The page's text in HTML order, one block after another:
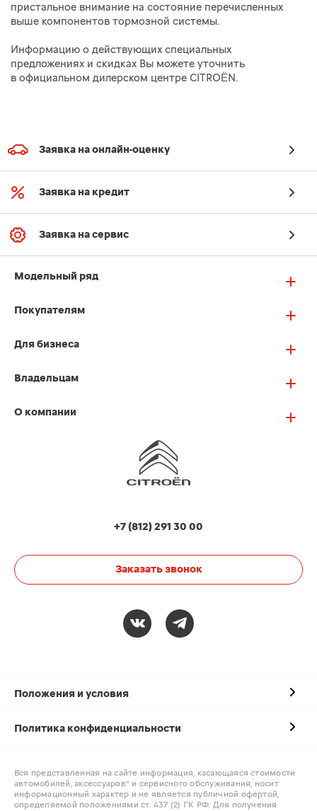
пристальное внимание на состояние перечисленных
выше компонентов тормозной системы.
Информацию о действующих специальных
предложениях и скидках Вы можете уточнить
в официальном дилерском центре CITROËN.
Заявка на онлайн-оценку
Заявка на кредит
Заявка на сервис
Модельный ряд
Покупателям
Для бизнеса
Владельцам
О компании
+7 (812) 291 30 00
Заказать звонок
Положения и условия
Политика конфиденциальности
Вся представленная на сайте информация, касающаяся стоимости
автомобилей, аксессуаров* и сервисного обслуживания, носит
информационный характер и не является публичной офертой,
определяемой положениями ст. 437 (2) ГК РФ. Для получения